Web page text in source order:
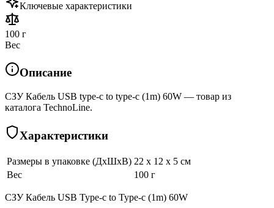
Ключевые характеристики
100 г
Вес
Описание
СЗУ Кабель USB type-c to type-c (1m) 60W — товар из
каталога TechnoLine.
Характеристики
Размеры в упаковке (ДхШхВ) 22 x 12 x 5 см
Вес
100 г
СЗУ Кабель USB Type-c to Type-c (1m) 60W